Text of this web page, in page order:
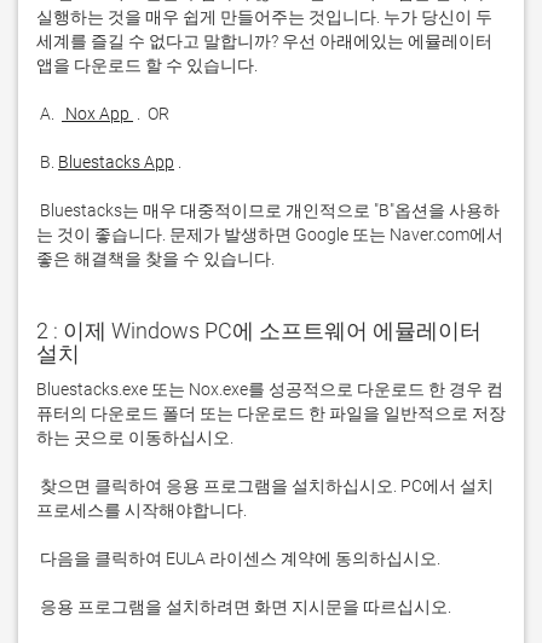
실행하는 것을 매우 쉽게 만들어주는 것입니다. 누가 당신이 두
세계를 즐길 수 없다고 말합니까? 우선 아래에있는 에뮬레이터
A. Nox App
B. Bluestacks App
는 것이 좋습니다. 문제가 발생하면 Google 또는 Naver.com에서
좋은 해결책을 찾을 수 있습니다.
2 : 이제 Windows PC에 소프트웨어 에뮬레이터
설치
Bluestacks.exe 또는 Nox.exe를 성공적으로 다운로드 한 경우 컴
퓨터의 다운로드 폴더 또는 다운로드 한 파일을 일반적으로 저장